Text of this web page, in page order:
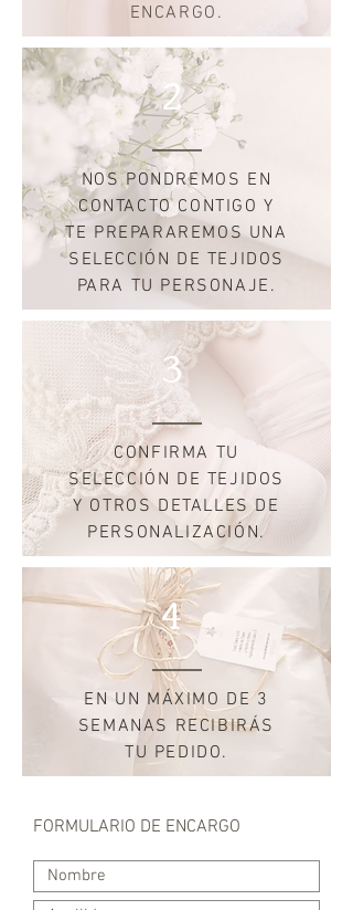
ENCARGO.
2
NOS PONDREMOS EN
CONTACTO CONTIGO Y
TE PREPARAREMOS UNA
SELECCIÓN DE TEJIDOS
PARA TU PERSONAJE.
3
CONFIRMA TU
SELECCIÓN DE TEJIDOS
Y OTROS DETALLES DE
PERSONALIZACIÓN.
4
EN UN MÁXIMO DE 3
SEMANAS RECIBIRÁS
TU PEDIDO.
FORMULARIO DE ENCARGO